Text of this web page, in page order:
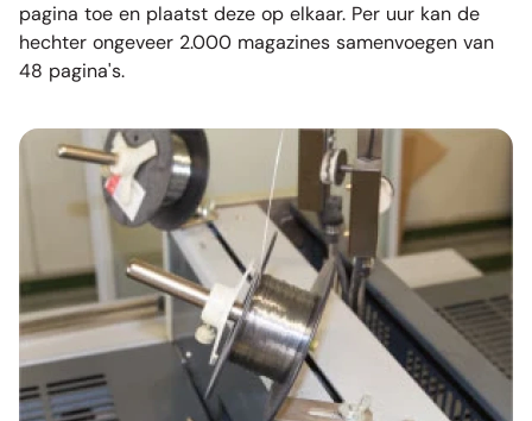
pagina toe en plaatst deze op elkaar. Per uur kan de
hechter ongeveer 2.000 magazines samenvoegen van
48 pagina's.